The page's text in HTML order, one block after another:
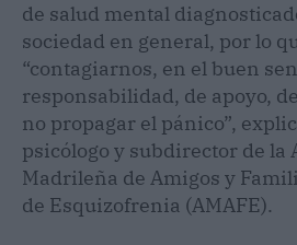
de salud mental
sociedad en general, por lo
“contagiarnos, en el buen
responsabilidad, de apoyo,
no propagar el pánico”,
psicólogo y subdirector de la
Madrileña de Amigos y
de Esquizofrenia (AMAFE).